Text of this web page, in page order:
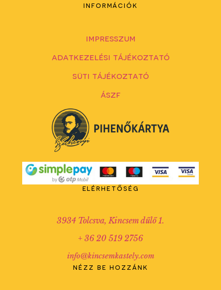
információk
impresszum
adatkezelési tájékoztató
süti tájékoztató
ászf
elérhetőség
3934 Tolcsva, Kincsem dűlő 1.
+ 36 20 519 2756
info@kincsemkastely.com
nézz be hozzánk